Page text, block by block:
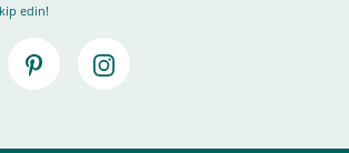
edin!